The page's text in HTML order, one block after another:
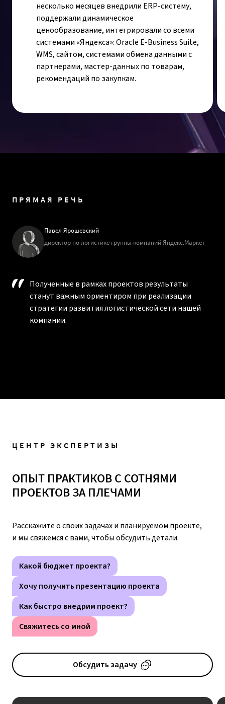
несколько месяцев внедрили ERP-систему,
поддержали динамическое
ценообразование, интегрировали со всеми
системами «Яндекса»: Oracle E-Business Suite,
WMS, сайтом, системами обмена данными с
партнерами, мастер-данных по товарам,
рекомендаций по закупкам.
ПРЯМАЯ РЕЧЬ
Павел Ярошевский
директор по логистике группы компаний Яндекс.Маркет
Полученные в рамках проектов результаты
станут важным ориентиром при реализации
стратегии развития логистической сети нашей
компании.
ЦЕНТР ЭКСПЕРТИЗЫ
ОПЫТ ПРАКТИКОВ С СОТНЯМИ
ПРОЕКТОВ ЗА ПЛЕЧАМИ
Расскажите о своих задачах и планируемом проекте,
и мы свяжемся с вами, чтобы обсудить детали.
Какой бюджет проекта?
Хочу получить презентацию проекта
Как быстро внедрим проект?
Свяжитесь со мной
Обсудить задачу